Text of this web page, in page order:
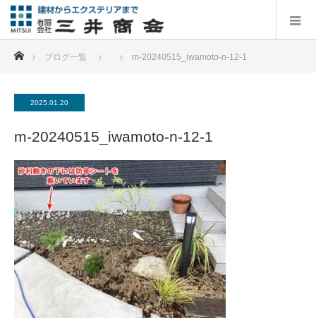
ブログ一覧 m-20240515_iwamoto-n-12-1
2025.01.20
m-20240515_iwamoto-n-12-1